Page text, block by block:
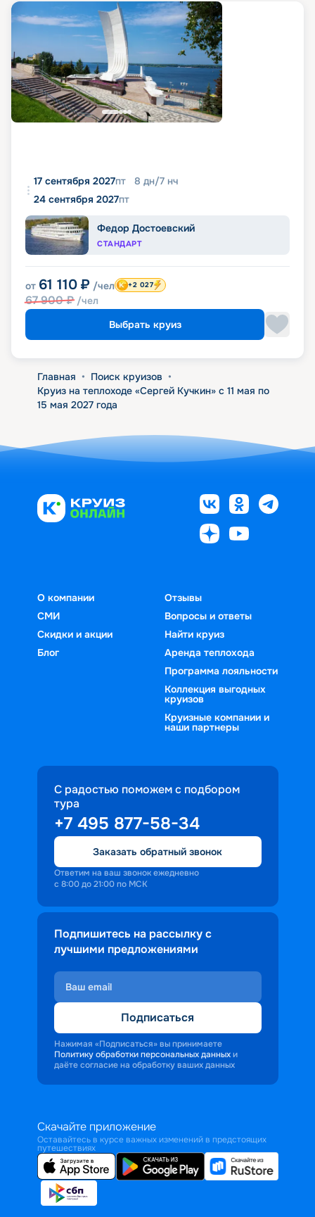
17 сентября 2027пт 8 дн/7 нч
24 сентября 2027пт
Федор Достоевский
СТАНДАРТ
от 61 110 ₽ /чел
67 900₽ /чел
+2 027
Выбрать круиз
Главная • Поиск круизов •
Круиз на теплоходе «Сергей Кучкин» с 11 мая по
15 мая 2027 года
О компании
СМИ
Скидки и акции
Блог
Отзывы
Вопросы и ответы
Найти круиз
Аренда теплохода
Программа лояльности
Коллекция выгодных
круизов
Круизные компании и
наши партнеры
С радостью поможем с подбором
тура
+7 495 877-58-34
Заказать обратный звонок
Ответим на ваш звонок ежедневно
с 8:00 до 21:00 по МСК
Подпишитесь на рассылку с
лучшими предложениями
Подписаться
Нажимая «Подписаться» вы принимаете
Политику обработки персональных данных и
даёте согласие на обработку ваших данных
Скачайте приложение
Оставайтесь в курсе важных изменений в предстоящих
путешествиях